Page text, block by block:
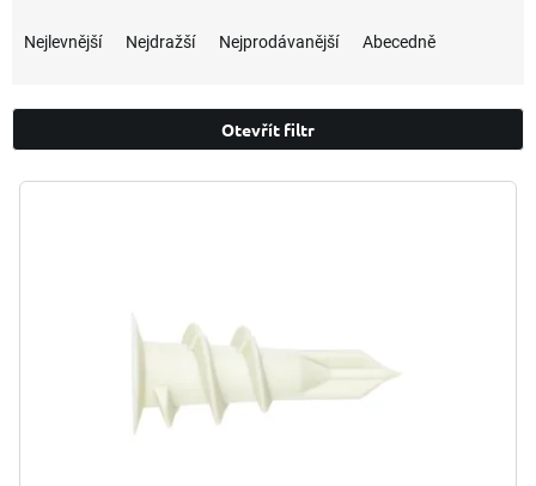
n
í
r
Nejlevnější Nejdražší Nejprodávanější Abecedně
Otevřít filtr
V